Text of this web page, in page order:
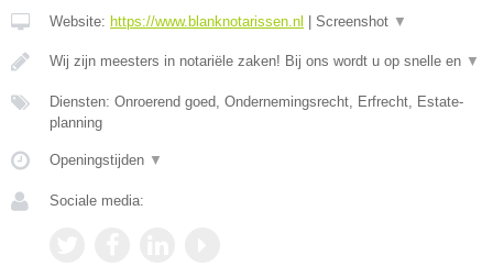
Website: https://www.blanknotarissen.nl Screenshot ▼
Wij zijn meesters in notariële zaken! Bij ons wordt u op snelle en ▼
Diensten: Onroerend goed, Ondernemingsrecht, Erfrecht, Estate-
planning
Openingstijden ▼
Sociale media: